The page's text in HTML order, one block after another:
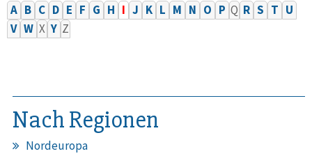
A B C D E F G H I J K L M N O P Q R S T U
V W X Y Z
Nach Regionen
Nordeuropa